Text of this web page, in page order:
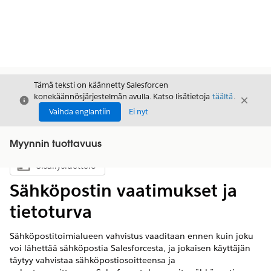
Sulje
Tämä teksti on käännetty Salesforcen
konekäännösjärjestelmän avulla. Katso lisätietoja täältä.
Vaihda englantiin
Ei nyt
Sulje
Myynnin tuottavuus
Näytä sisällysluettelo
Sisällysluettelo
Sähköpostin vaatimukset ja
tietoturva
Sähköpostitoimialueen vahvistus vaaditaan ennen kuin joku
voi lähettää sähköpostia Salesforcesta, ja jokaisen käyttäjän
täytyy vahvistaa sähköpostiosoitteensa ja